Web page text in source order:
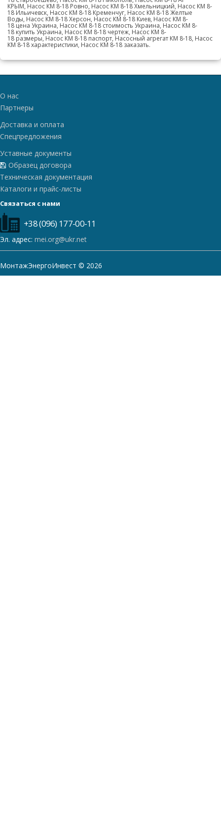
КРЫМ,Насос КМ 8-18 Ровно, Насос КМ 8-18Хмельницкий, Насос КМ 8-
18 Ильичевск, Насос КМ 8-18 Кременчуг, Насос КМ 8-18Желтые
Воды, Насос КМ 8-18Херсон, Насос КМ 8-18 Киев, Насос КМ 8-
18 цена Украина, Насос КМ 8-18 стоимость Украина, Насос КМ 8-
18 купить Украина, Насос КМ 8-18 чертеж, Насос КМ 8-
18 размеры, Насос КМ 8-18 паспорт, Насосный агрегат КМ 8-18, Насос
КМ 8-18характеристики, Насос КМ 8-18 заказать.
О нас
Партнеры
Доставка и оплата
Спецпредложения
Уставные документы
Образец договора
Техническая документация
Каталоги и прайс-листы
Связаться с нами
+38 (096) 177-00-11
Эл. адрес: mei.org@ukr.net
МонтажЭнергоИнвест © 2026